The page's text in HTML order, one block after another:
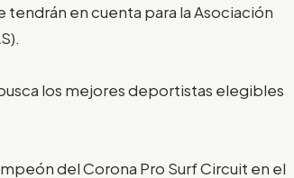
tendrán en cuenta para la Asociación
los mejores deportistas elegibles
del Corona Pro Surf Circuit en el